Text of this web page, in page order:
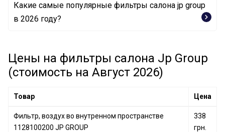
Фильтр, воздух во внутренном пространстве
1228101300 JP GROUP
Фильтр, воздух во внутренном пространстве
1228101100 JP GROUP
Какие самые популярные фильтры салона jp group
в 2026 году?
1128100200 JP GROUP
Фильтр, воздух во внутренном пространстве
1228101700 JP GROUP
Цены на фильтры салона Jp Group
(стоимость на Август 2026)
Товар Цена
Фильтр, воздух во внутренном пространстве
1128100200 JP GROUP
338
грн.